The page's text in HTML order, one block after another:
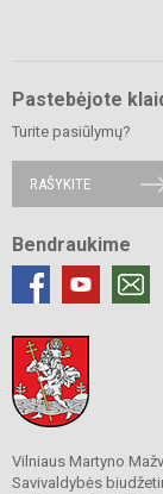
Pastebėjote
Turite pasiūlymų?
RAŠYKITE
Bendraukime
Vilniaus Martyno
Savivaldybės